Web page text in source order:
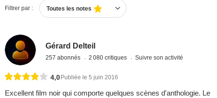
Filtrer par : Toutes les notes
Gérard Delteil
257 abonnés 2 080 critiques Suivre son activité
4,0 Publiée le 5 juin 2016
Excellent film noir qui comporte quelques scènes d'anthologie. Le